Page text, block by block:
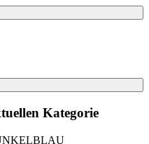
Kategorie